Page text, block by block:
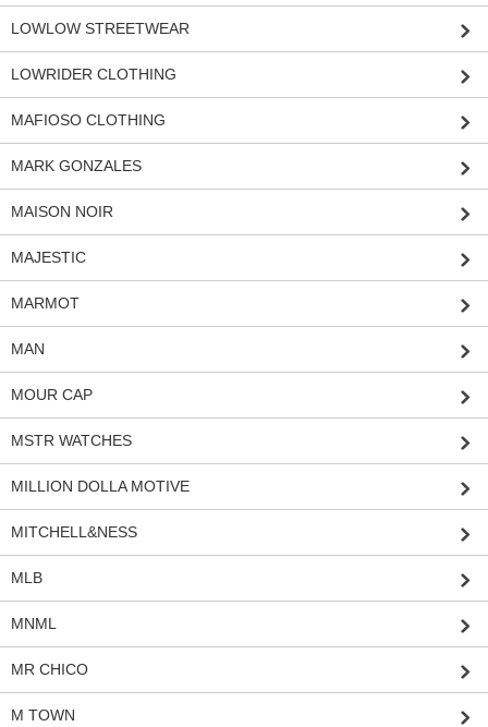
LOWLOW STREETWEAR
LOWRIDER CLOTHING
MAFIOSO CLOTHING
MARK GONZALES
MAISON NOIR
MAJESTIC
MARMOT
MAN
MOUR CAP
MSTR WATCHES
MILLION DOLLA MOTIVE
MITCHELL&NESS
MLB
MNML
MR CHICO
M TOWN